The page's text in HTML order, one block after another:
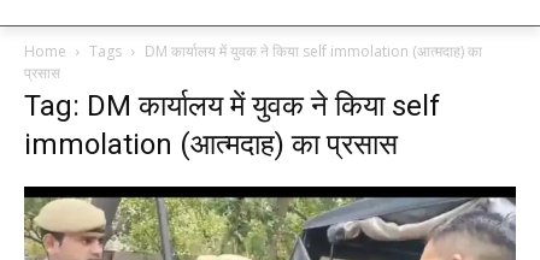
Home Tags
DM कार्यालय में युवक ने किया self immolation (आत्मदाह) का
प्रसास
Tag: DM कार्यालय में युवक ने किया self
immolation (आत्मदाह) का प्रसास